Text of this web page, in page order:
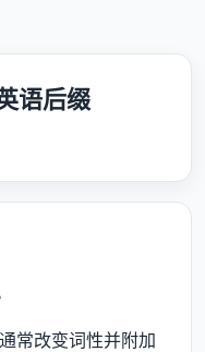
语后缀
常改变词性并附加